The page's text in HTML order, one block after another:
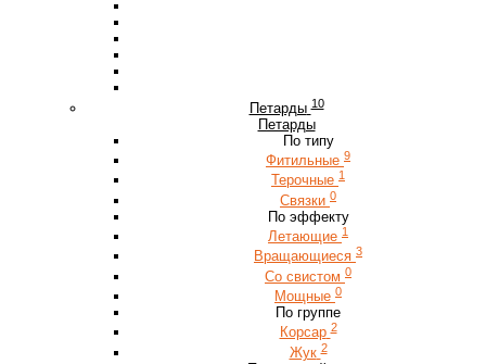
Петарды 10
Петарды
По типу
Фитильные 9
Терочные 1
Связки 0
По эффекту
Летающие 1
Вращающиеся 3
Со свистом 0
Мощные 0
По группе
Корсар 2
Жук 2